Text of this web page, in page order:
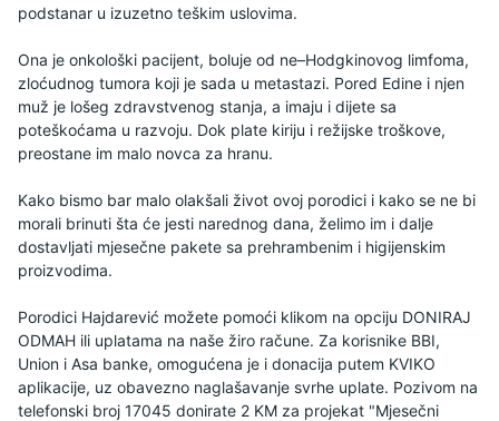
podstanar u izuzetno teškim uslovima.
Ona je onkološki pacijent, boluje od ne–Hodgkinovog limfoma,
zloćudnog tumora koji je sada u metastazi. Pored Edine i njen
muž je lošeg zdravstvenog stanja, a imaju i dijete sa
poteškoćama u razvoju. Dok plate kiriju i režijske troškove,
preostane im malo novca za hranu.
Kako bismo bar malo olakšali život ovoj porodici i kako se ne bi
morali brinuti šta će jesti narednog dana, želimo im i dalje
dostavljati mjesečne pakete sa prehrambenim i higijenskim
proizvodima.
Porodici Hajdarević možete pomoći klikom na opciju DONIRAJ
ODMAH ili uplatama na naše žiro račune. Za korisnike BBI,
Union i Asa banke, omogućena je i donacija putem KVIKO
aplikacije, uz obavezno naglašavanje svrhe uplate. Pozivom na
telefonski broj 17045 donirate 2 KM za projekat "Mjesečni